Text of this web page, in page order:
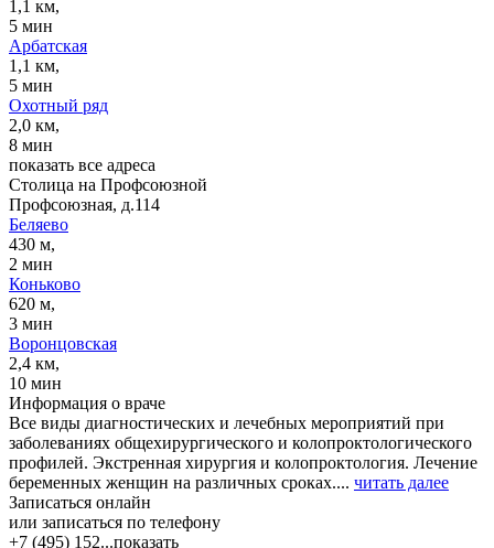
1,1 км,
5 мин
Арбатская
1,1 км,
5 мин
Охотный ряд
2,0 км,
8 мин
показать все адреса
Столица на Профсоюзной
Профсоюзная, д.114
Беляево
430 м,
2 мин
Коньково
620 м,
3 мин
Воронцовская
2,4 км,
10 мин
Информация о враче
Все виды диагностических и лечебных мероприятий при
заболеваниях общехирургического и колопроктологического
профилей. Экстренная хирургия и колопроктология. Лечение
беременных женщин на различных сроках.... читать далее
Записаться онлайн
или записаться по телефону
+7 (495) 152...показать